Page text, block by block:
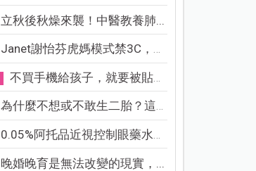
立秋後秋燥來襲！中醫教養肺...
Janet謝怡芬虎媽模式禁3C，看...
不買手機給孩子，就要被貼「...
為什麼不想或不敢生二胎？這8...
0.05%阿托品近視控制眼藥水納...
晚婚晚育是無法改變的現實，...